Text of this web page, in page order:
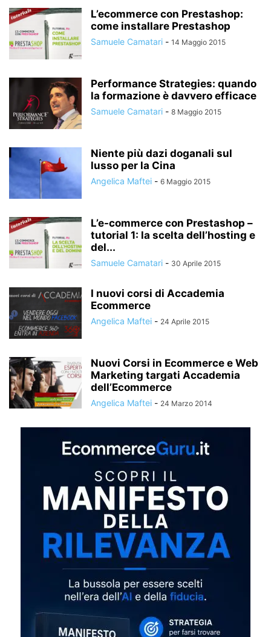
L’ecommerce con Prestashop:
come installare Prestashop
Samuele Camatari - 14 Maggio 2015
Performance Strategies: quando
la formazione è davvero efficace
Samuele Camatari - 8 Maggio 2015
Niente più dazi doganali sul
lusso per la Cina
Angelica Maftei - 6 Maggio 2015
L’e-commerce con Prestashop –
tutorial 1: la scelta dell’hosting e
del...
Samuele Camatari - 30 Aprile 2015
I nuovi corsi di Accademia
Ecommerce
Angelica Maftei - 24 Aprile 2015
Nuovi Corsi in Ecommerce e Web
Marketing targati Accademia
dell’Ecommerce
Angelica Maftei - 24 Marzo 2014